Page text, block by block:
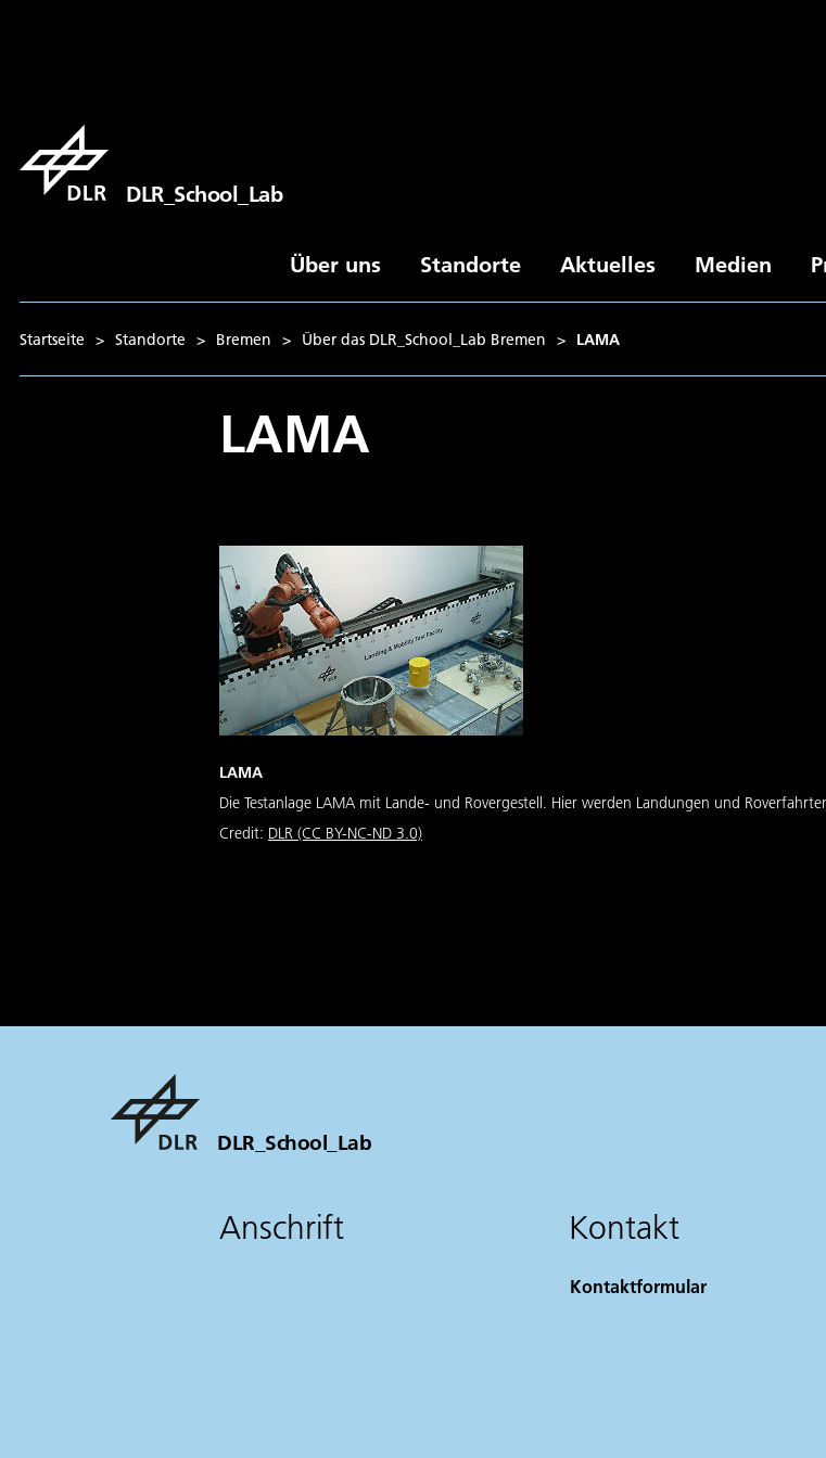
DLR_School_Lab
Über uns Standorte Aktuelles Medien
Startseite > Standorte > Bremen > Über das DLR_School_Lab Bremen > LAMA
LAMA
LAMA
Die Testanlage LAMA mit Lande- und Rovergestell. Hier werden Landungen und
Credit: DLR (CC BY-NC-ND 3.0)
DLR_School_Lab
Anschrift Kontakt
Kontaktformular